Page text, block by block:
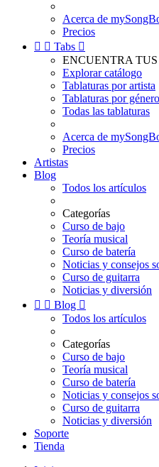
Acerca de
Precios
  Tabs 
ENCUENTRA
Explorar catálogo
Tablaturas por artista
Tablaturas por género
Todas las tablaturas
Acerca de
Precios
Artistas
Blog
Todos los artículos
Categorías
Curso de bajo
Teoría musical
Curso de batería
Noticias y consejos
Curso de guitarra
Noticias y diversión
  Blog 
Todos los artículos
Categorías
Curso de bajo
Teoría musical
Curso de batería
Noticias y consejos
Curso de guitarra
Noticias y diversión
Soporte
Tienda